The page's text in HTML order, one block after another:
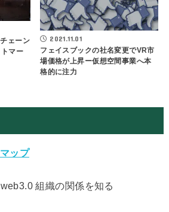
ェーン
マー
2021.11.01
フェイスブックの社名変更でVR市
場価格が上昇ー仮想空間事業へ本
格的に注力
ップ
組織の関係を知る